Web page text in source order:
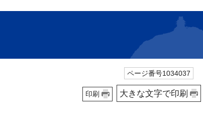
ページ番号1034037
印刷 大きな文字で印刷